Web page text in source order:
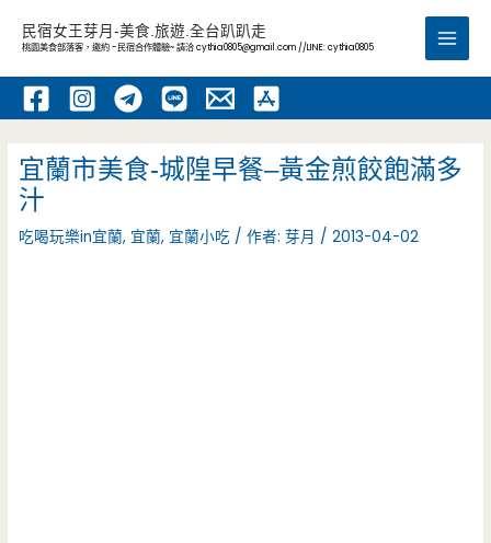
內
民宿女王芽月-美食.旅遊.全台趴趴走
桃園美食部落客，邀約 -民宿合作體驗~ 請洽cythia0805@gmail.com //LINE: cythia0805
Main
宜蘭市美食-城隍早餐–黃金煎餃飽滿多
汁
吃喝玩樂in宜蘭, 宜蘭, 宜蘭小吃 / 作者:芽月 /2013-04-02